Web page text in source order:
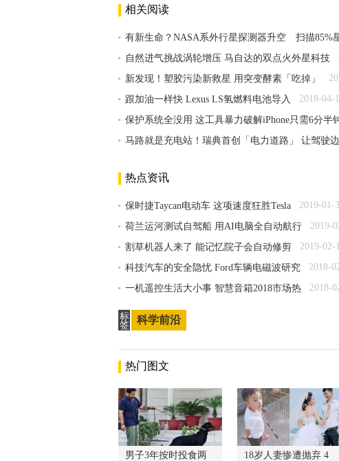
相关阅读
有新生命？NASA系外行星探测器升空 扫描85%
自然进气挑战涡轮增压 马自达的双点火外星科技
新发现！塑胶污染新救星 用突变酵素「吃掉」
跟加油一样快 Lexus LS氢燃料电池导入 2018-04-
保护系统全没用 这工具暴力破解iPhone只需6分半
马路就是充电站！瑞典首创「电力道路」 让驾驶
热点资讯
保时捷Taycan电动车 这项速度狂胜Tesla 2019-01-
荷兰运河测试自驾船 用AI电脑全自动航行 2019-
割草机器人来了 能记忆院子会自动修剪 2019-02-
科技汽车的安全隐忧 Ford车辆电磁波研究 2018-
一机遥控生活大小事 智慧音箱2018市场热 2018-
标
签
科学前沿
热门图文
男子3年按时投食两
18岁人妻惨遭抛弃 4